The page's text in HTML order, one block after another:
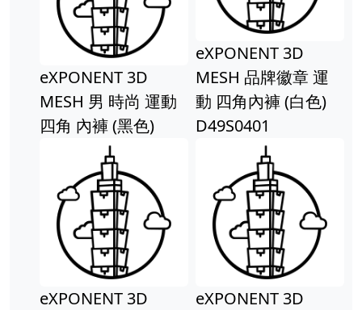
eXPONENT 3D
MESH 男 時尚 運動
四角 內褲 (黑色)
eXPONENT 3D
MESH 品牌徽章 運
動 四角內褲 (白色)
D49S0401
eXPONENT 3D
eXPONENT 3D